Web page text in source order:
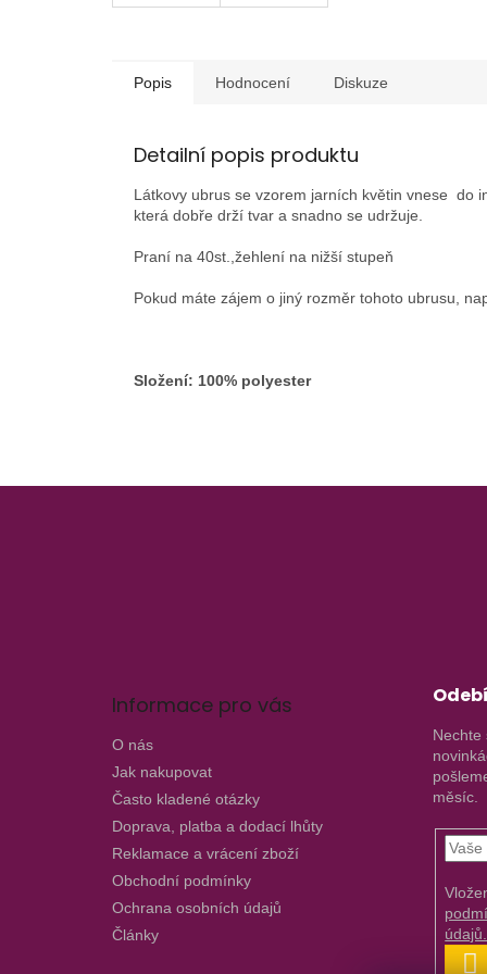
Popis Hodnocení Diskuze
Detailní popis produktu
Látkovy ubrus se vzorem jarních květin vnese do
která dobře drží tvar a snadno se udržuje.
Praní na 40st.,žehlení na nižší stupeň
Pokud máte zájem o jiný rozměr tohoto ubrusu,
Složení: 100% polyester
Informace pro vás
O nás
Jak nakupovat
Často kladené otázky
Doprava, platba a dodací lhůty
Reklamace a vrácení zboží
Obchodní podmínky
Ochrana osobních údajů
Články
Nechte
měsíc.
údajů.